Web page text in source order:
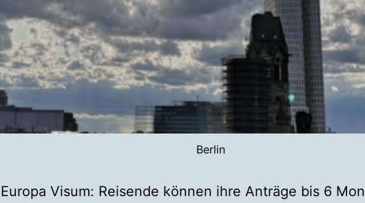
Berlin
Europa Visum: Reisende können ihre Anträge bis 6